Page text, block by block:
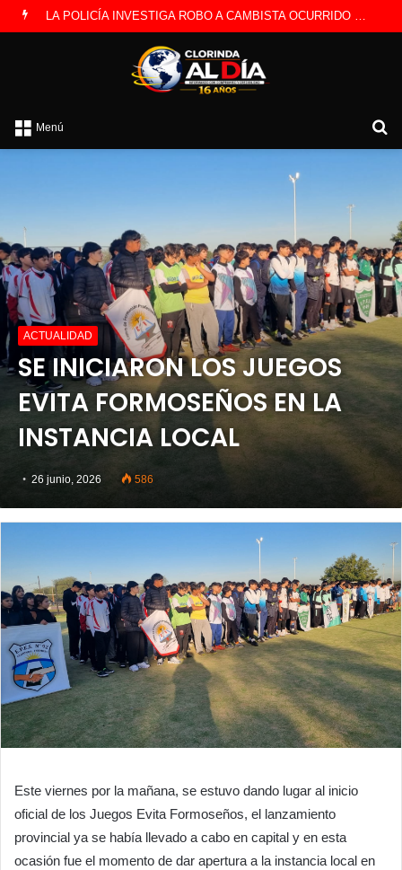
PREOCUPACIÓN POR MOTOS QUE CIRCULAN SIN ILUMINACIÓN
Menú
ACTUALIDAD
SE INICIARON LOS JUEGOS
EVITA FORMOSEÑOS EN LA
INSTANCIA LOCAL
26 junio, 2026 586
Este viernes por la mañana, se estuvo dando lugar al inicio
oficial de los Juegos Evita Formoseños, el lanzamiento
provincial ya se había llevado a cabo en capital y en esta
ocasión fue el momento de dar apertura a la instancia local en